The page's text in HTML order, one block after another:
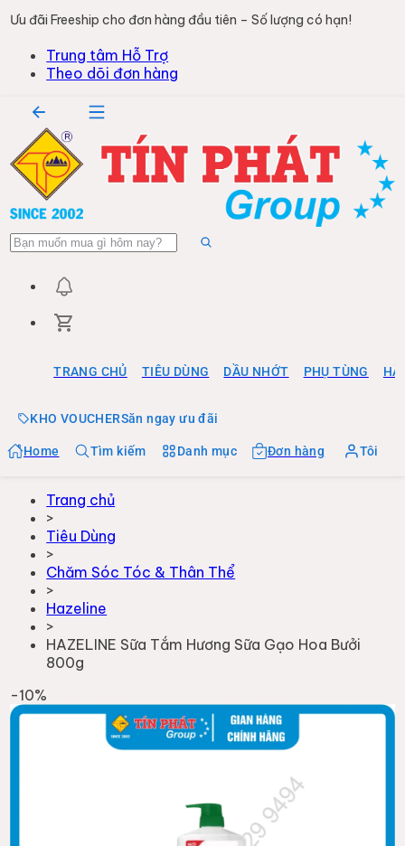
Ưu đãi Freeship cho đơn hàng đầu tiên – Số lượng có hạn!
Trung tâm Hỗ Trợ
Theo dõi đơn hàng
TRANG CHỦ TIÊU DÙNG DẦU NHỚT PHỤ TÙNG
KHO VOUCHERSăn ngay ưu đãi
Home Tìm kiếm Danh mục Đơn hàng Tôi
Trang chủ
>
Tiêu Dùng
>
Chăm Sóc Tóc & Thân Thể
>
Hazeline
>
HAZELINE Sữa Tắm Hương Sữa Gạo Hoa Bưởi
800g
-10%